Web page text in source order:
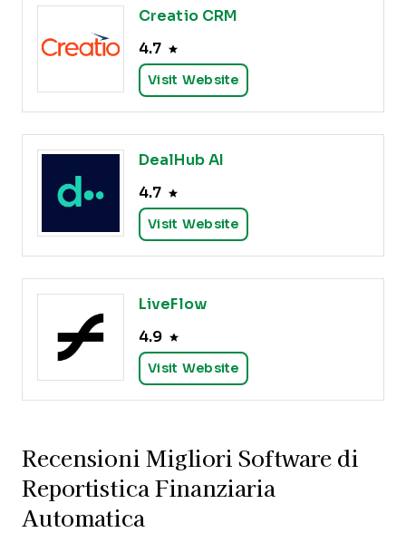
Creatio CRM
4.7
Visit Website
DealHub AI
4.7
Visit Website
LiveFlow
4.9
Visit Website
Recensioni Migliori Software di
Reportistica Finanziaria
Automatica